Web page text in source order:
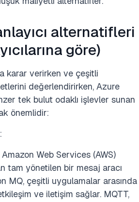
alternatifleri
göre)
karar verirken ve çeşitli
değerlendirirken, Azure
tek bulut odaklı işlevler sunan
önemlidir:
Amazon Web Services (AWS)
tam yönetilen bir mesaj aracı
MQ, çeşitli uygulamalar arasında
ve iletişim sağlar. MQTT,